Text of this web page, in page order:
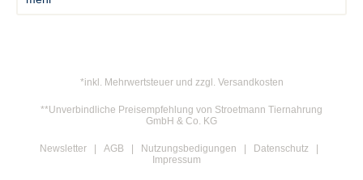
*inkl. Mehrwertsteuer und zzgl. Versandkosten
**Unverbindliche Preisempfehlung von Stroetmann Tiernahrung
GmbH & Co. KG
Newsletter AGB Nutzungsbedigungen
Datenschutz
Impressum